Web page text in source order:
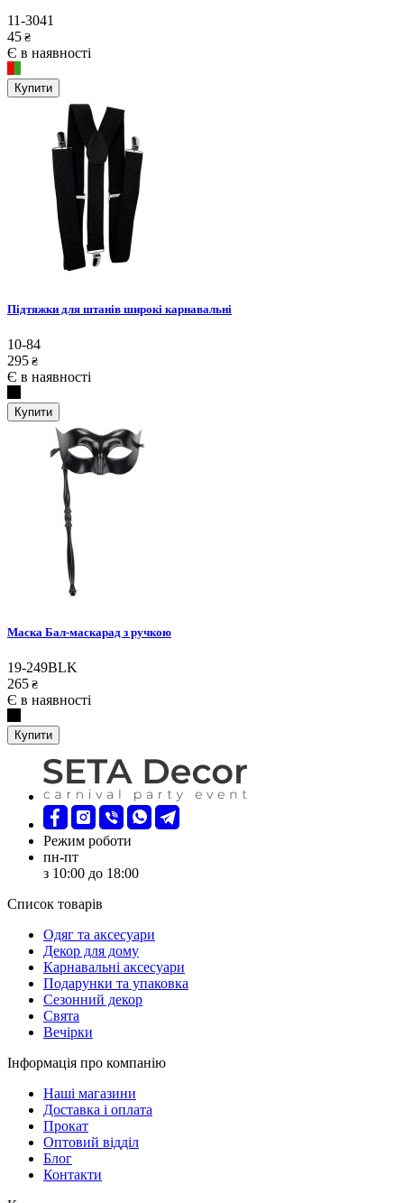
11-3041
45 ₴
Є в наявності
Купити
Підтяжки для штанів широкі карнавальні
10-84
295 ₴
Є в наявності
Купити
Маска Бал-маскарад з ручкою
19-249BLK
265 ₴
Є в наявності
Купити
Режим роботи
пн-пт
з 10:00 до 18:00
Список товарів
Oдяг та аксесуари
Декор для дому
Карнавальні аксесуари
Подарунки та упаковка
Сезонний декор
Свята
Вечірки
Інформація про компанію
Наші магазини
Доставка і оплата
Прокат
Оптовий відділ
Блог
Контакти